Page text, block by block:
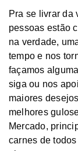
Pra se livrar da
pessoas estão
na verdade,
tempo e nos
façamos
siga ou nos
maiores
melhores
Mercado,
carnes de